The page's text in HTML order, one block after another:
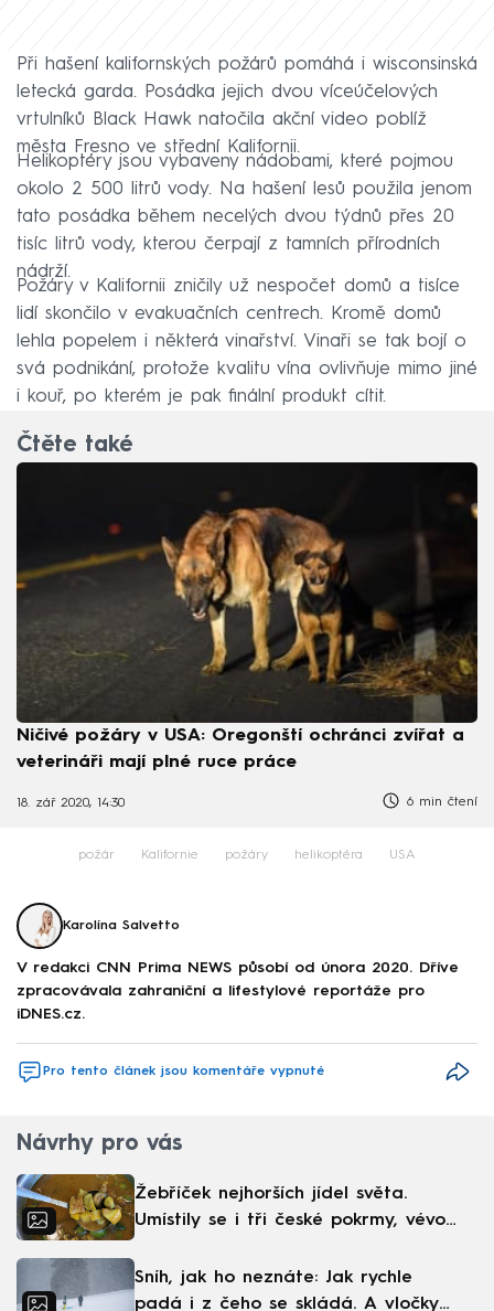
Při hašení kalifornských požárů pomáhá i wisconsinská
letecká garda. Posádka jejich dvou víceúčelových
vrtulníků Black Hawk natočila akční video poblíž
města Fresno ve střední Kalifornii.
Helikoptéry jsou vybaveny nádobami, které pojmou
okolo 2 500 litrů vody. Na hašení lesů použila jenom
tato posádka během necelých dvou týdnů přes 20
tisíc litrů vody, kterou čerpají z tamních přírodních
nádrží.
Požáry v Kalifornii zničily už nespočet domů a tisíce
lidí skončilo v evakuačních centrech. Kromě domů
lehla popelem i některá vinařství. Vinaři se tak bojí o
svá podnikání, protože kvalitu vína ovlivňuje mimo jiné
i kouř, po kterém je pak finální produkt cítit.
Čtěte také
Ničivé požáry v USA: Oregonští ochránci zvířat a
veterináři mají plné ruce práce
18. zář 2020, 14:30 6 min čtení
požár Kalifornie požáry helikoptéra USA
Karolína Salvetto
V redakci CNN Prima NEWS působí od února 2020. Dříve
zpracovávala zahraniční a lifestylové reportáže pro
iDNES.cz.
Pro tento článek jsou komentáře vypnuté
Návrhy pro vás
Žebříček nejhorších jídel světa.
Umístily se i tři české pokrmy, vévodí
Sníh, jak ho neznáte: Jak rychle
padá i z čeho se skládá. A vločky